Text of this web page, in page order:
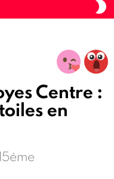
Centre :
en